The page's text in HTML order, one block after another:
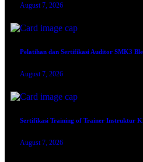
August 7, 2026
Pelatihan dan Sertifikasi Auditor SMK3
August 7, 2026
Sertifikasi Training of Trainer Instruktur
August 7, 2026